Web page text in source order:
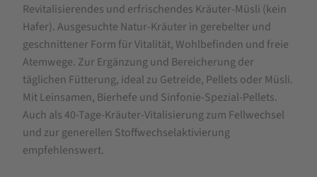
Marstall
Sinfonie
Pferdefutter
15
kg
Revitalisierendes und erfrischendes Kräuter-Müsli (kein
Hafer). Ausgesuchte Natur-Kräuter in gerebelter und
geschnittener Form für Vitalität, Wohlbefinden und freie
Atemwege. Zur Ergänzung und Bereicherung der
täglichen Fütterung, ideal zu Getreide, Pellets oder Müsli.
Mit Leinsamen, Bierhefe und Sinfonie-Spezial-Pellets.
Auch als 40-Tage-Kräuter-Vitalisierung zum Fellwechsel
und zur generellen Stoffwechselaktivierung
empfehlenswert.